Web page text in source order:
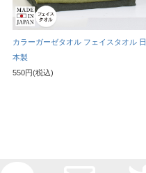
カラーガーゼタオル フェイスタオル 日
本製
550円(税込)